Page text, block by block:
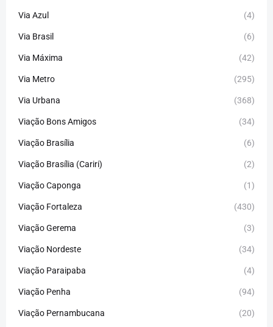
Via Azul (4)
Via Brasil (6)
Via Máxima (42)
Via Metro (295)
Via Urbana (368)
Viação Bons Amigos (34)
Viação Brasília (6)
Viação Brasília (Cariri) (2)
Viação Caponga (1)
Viação Fortaleza (430)
Viação Gerema (3)
Viação Nordeste (34)
Viação Paraipaba (4)
Viação Penha (94)
Viação Pernambucana (20)